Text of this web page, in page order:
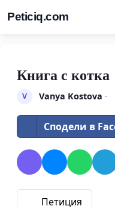
Peticiq.com
Книга с котка
V Vanya Kostova ·
Сподели в
Петиция